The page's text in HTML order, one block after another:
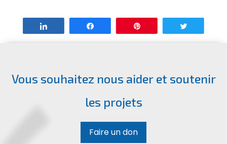
Enregistrer
Vous souhaitez nous aider et soutenir
les projets
Faire un don